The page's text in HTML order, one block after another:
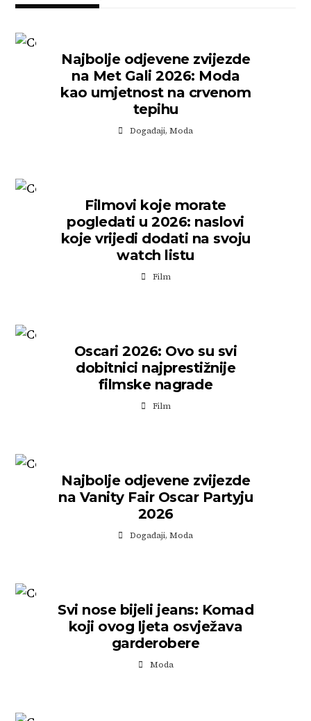
Najbolje odjevene zvijezde
na Met Gali 2026: Moda
kao umjetnost na crvenom
tepihu
Događaji, Moda
Filmovi koje morate
pogledati u 2026: naslovi
koje vrijedi dodati na svoju
watch listu
Film
Oscari 2026: Ovo su svi
dobitnici najprestižnije
filmske nagrade
Film
Najbolje odjevene zvijezde
na Vanity Fair Oscar Partyju
2026
Događaji, Moda
Svi nose bijeli jeans: Komad
koji ovog ljeta osvježava
garderobere
Moda